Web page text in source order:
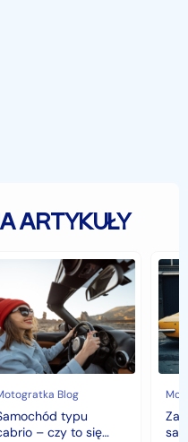
ARTYKUŁY
Blog
typu
– czy to się
czyli